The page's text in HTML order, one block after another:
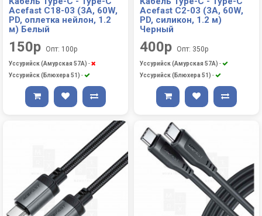
Acefast C18-03 (3A, 60W,
PD, оплетка нейлон, 1.2
м) Белый
150р Опт: 100р
Уссурийск (Амурская 57А) -
Уссурийск (Блюхера 51) -
Acefast C2-03 (3A, 60W,
PD, силикон, 1.2 м)
Черный
400р Опт: 350р
Уссурийск (Амурская 57А) -
Уссурийск (Блюхера 51) -